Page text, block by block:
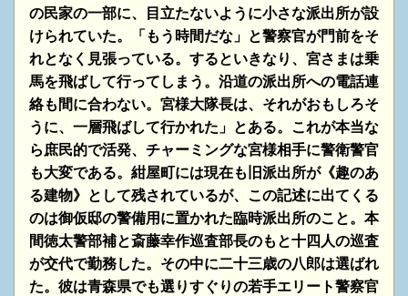
の民家の一部に、目立たないように小さな派出所が設
けられていた。「もう時間だな」と警察官が門前をそ
れとなく見張っている。するといきなり、宮さまは乗
馬を飛ばして行ってしまう。沿道の派出所への電話連
絡も間に合わない。宮様大隊長は、それがおもしろそ
うに、一層飛ばして行かれた」とある。これが本当な
ら庶民的で活発、チャーミングな宮様相手に警衛警官
も大変である。紺屋町には現在も旧派出所が《趣のあ
る建物》として残されているが、この記述に出てくる
のは御仮邸の警備用に置かれた臨時派出所のこと。本
間徳太警部補と斎藤幸作巡査部長のもと十四人の巡査
が交代で勤務した。その中に二十三歳の八郎は選ばれ
た。彼は青森県でも選りすぐりの若手エリート警察官